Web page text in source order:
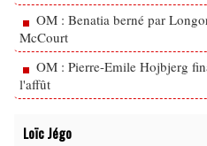
OM : Benatia berné par
McCourt
OM : Pierre-Emile Hojbjerg
l'affût
Loïc Jégo